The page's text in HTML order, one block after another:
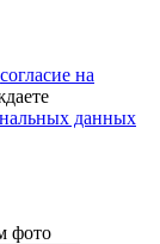
согласие на
данных
фото